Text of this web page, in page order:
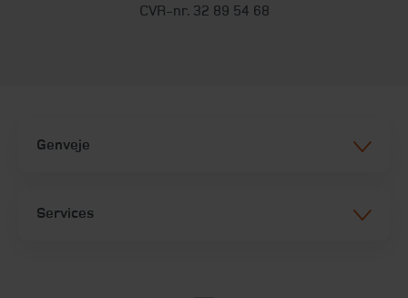
CVR-nr. 32 89 54 68
Genveje
Services